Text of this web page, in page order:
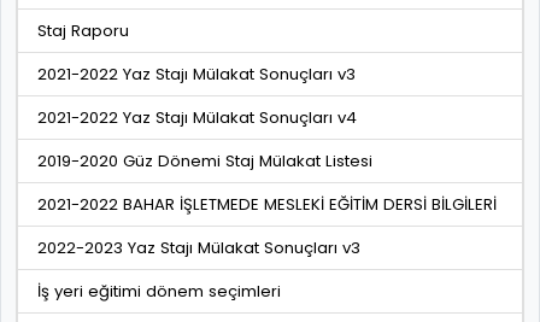
Staj Raporu
2021-2022 Yaz Stajı Mülakat Sonuçları v3
2021-2022 Yaz Stajı Mülakat Sonuçları v4
2019-2020 Güz Dönemi Staj Mülakat Listesi
2021-2022 BAHAR İŞLETMEDE MESLEKİ EĞİTİM DERSİ BİLGİLERİ
2022-2023 Yaz Stajı Mülakat Sonuçları v3
İş yeri eğitimi dönem seçimleri